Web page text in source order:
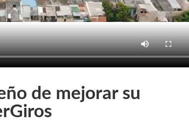
de mejorar su